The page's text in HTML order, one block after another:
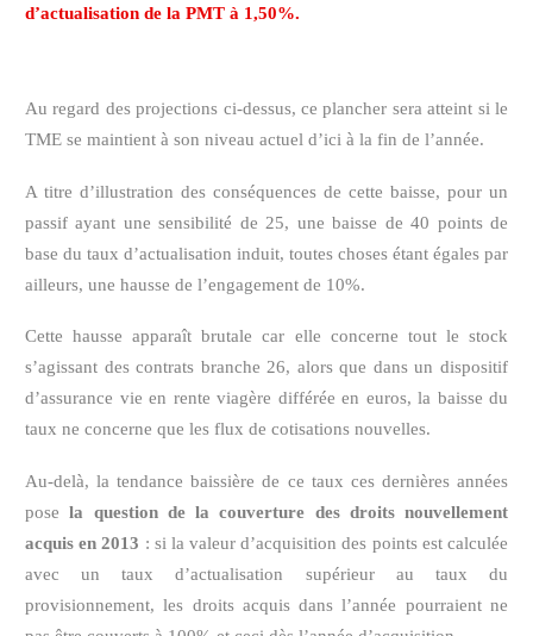
d’actualisation de la PMT à 1,50%.
Au regard des projections ci-dessus, ce plancher sera atteint si le
TME se maintient à son niveau actuel d’ici à la fin de l’année.
A titre d’illustration des conséquences de cette baisse, pour un
passif ayant une sensibilité de 25, une baisse de 40 points de
base du taux d’actualisation induit, toutes choses étant égales par
ailleurs, une hausse de l’engagement de 10%.
Cette hausse apparaît brutale car elle concerne tout le stock
s’agissant des contrats branche 26, alors que dans un dispositif
d’assurance vie en rente viagère différée en euros, la baisse du
taux ne concerne que les flux de cotisations nouvelles.
Au-delà, la tendance baissière de ce taux ces dernières années
posela question de la couverture des droits nouvellement
acquis en 2013 : si la valeur d’acquisition des points est calculée
avec un taux d’actualisation supérieur au taux du
provisionnement, les droits acquis dans l’année pourraient ne